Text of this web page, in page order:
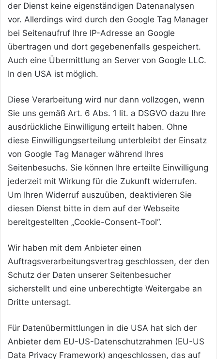
der Dienst keine eigenständigen Datenanalysen
vor. Allerdings wird durch den Google Tag Manager
bei Seitenaufruf Ihre IP-Adresse an Google
übertragen und dort gegebenenfalls gespeichert.
Auch eine Übermittlung an Server von Google LLC.
In den USA ist möglich.
Diese Verarbeitung wird nur dann vollzogen, wenn
Sie uns gemäß Art. 6 Abs. 1 lit. a DSGVO dazu Ihre
ausdrückliche Einwilligung erteilt haben. Ohne
diese Einwilligungserteilung unterbleibt der Einsatz
von Google Tag Manager während Ihres
Seitenbesuchs. Sie können Ihre erteilte Einwilligung
jederzeit mit Wirkung für die Zukunft widerrufen.
Um Ihren Widerruf auszuüben, deaktivieren Sie
diesen Dienst bitte in dem auf der Webseite
bereitgestellten „Cookie-Consent-Tool“.
Wir haben mit dem Anbieter einen
Auftragsverarbeitungsvertrag geschlossen, der den
Schutz der Daten unserer Seitenbesucher
sicherstellt und eine unberechtigte Weitergabe an
Dritte untersagt.
Für Datenübermittlungen in die USA hat sich der
Anbieter dem EU-US-Datenschutzrahmen (EU-US
Data Privacy Framework) angeschlossen, das auf